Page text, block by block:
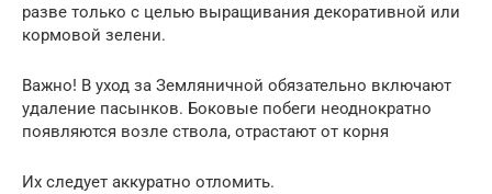
разве только с целью выращивания декоративной или
кормовой зелени.
Важно! В уход за Земляничной обязательно включают
удаление пасынков. Боковые побеги неоднократно
появляются возле ствола, отрастают от корня
Их следует аккуратно отломить.